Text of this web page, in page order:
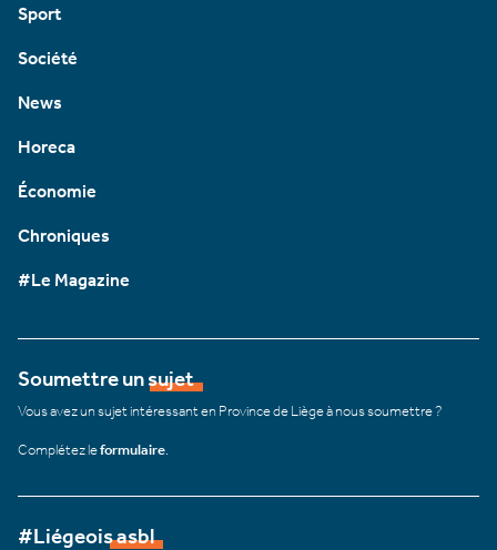
Sport
Société
News
Horeca
Économie
Chroniques
#Le Magazine
Soumettre un sujet
Vous avez un sujet intéressant en Province de Liège à nous soumettre ?
Complétez leformulaire
#Liégeois asbl